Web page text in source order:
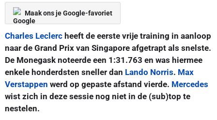
Maak ons je Google-favoriet
Charles Leclerc heeft de eerste vrije training in aanloop
naar de Grand Prix van Singapore afgetrapt als snelste.
De Monegask noteerde een 1:31.763 en was hiermee
enkele honderdsten sneller dan Lando Norris. Max
Verstappen werd op gepaste afstand vierde. Mercedes
wist zich in deze sessie nog niet in de (sub)top te
nestelen.